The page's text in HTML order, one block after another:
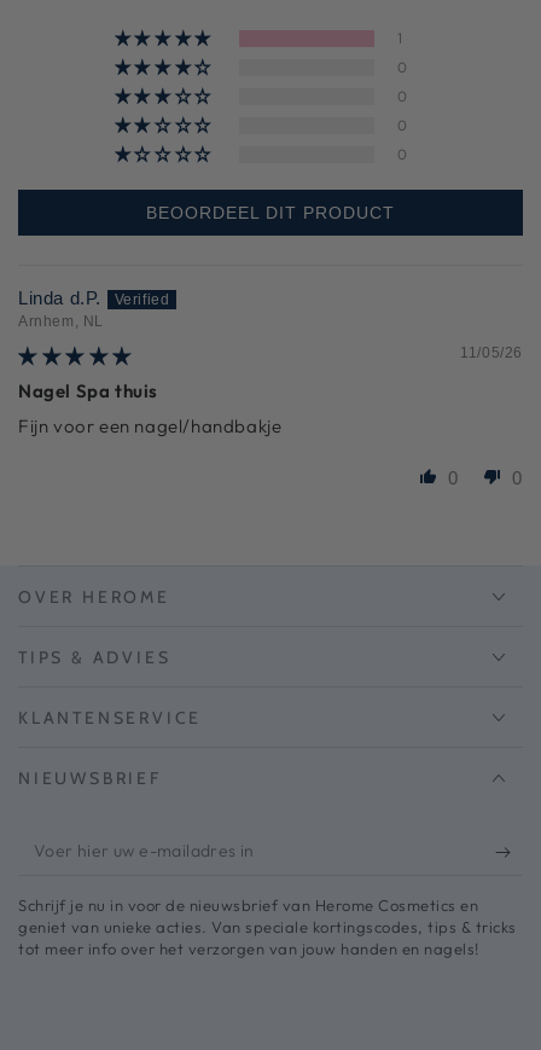
1
0
0
0
0
BEOORDEEL DIT PRODUCT
Linda d.P.
Arnhem, NL
11/05/26
Nagel Spa thuis
Fijn voor een nagel/handbakje
0 0
OVER HEROME
TIPS & ADVIES
KLANTENSERVICE
NIEUWSBRIEF
Voer
uw
e-
Schrijf je nu in voor de nieuwsbrief van Herome Cosmetics en
geniet van unieke acties. Van speciale kortingscodes, tips & tricks
tot meer info over het verzorgen van jouw handen en nagels!